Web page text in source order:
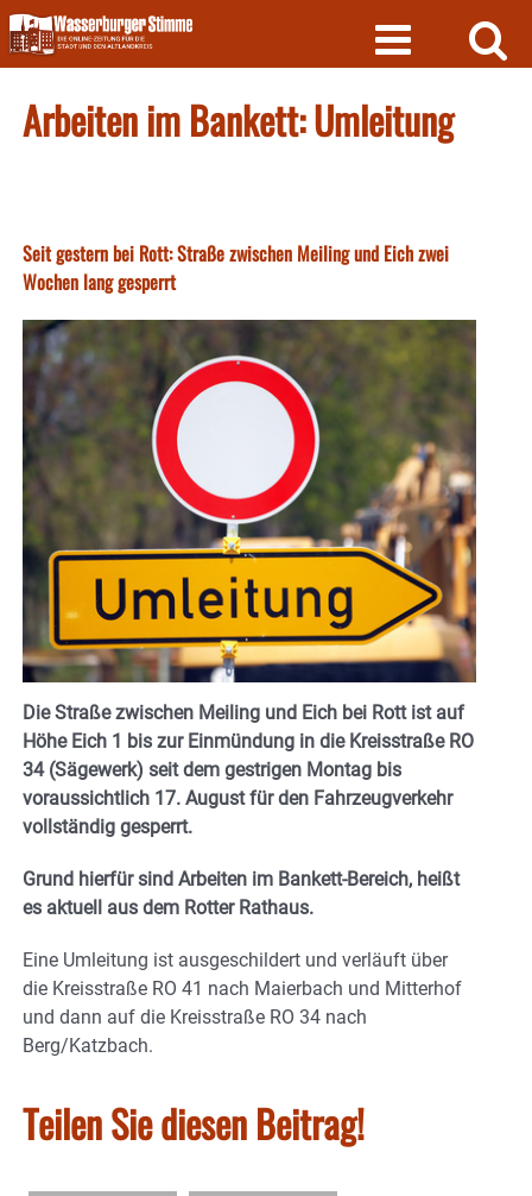
Skip
to
content
Arbeiten im Bankett: Umleitung
Seit gestern bei Rott: Straße zwischen Meiling und Eich zwei
Wochen lang gesperrt
Die Straße zwischen Meiling und Eich bei Rott ist auf
Höhe Eich 1 bis zur Einmündung in die Kreisstraße RO
34 (Sägewerk) seit dem gestrigen Montag bis
voraussichtlich 17. August für den Fahrzeugverkehr
vollständig gesperrt.
Grund hierfür sind Arbeiten im Bankett-Bereich, heißt
es aktuell aus dem Rotter Rathaus.
Eine Umleitung ist ausgeschildert und verläuft über
die Kreisstraße RO 41 nach Maierbach und Mitterhof
und dann auf die Kreisstraße RO 34 nach
Berg/Katzbach.
Teilen Sie diesen Beitrag!